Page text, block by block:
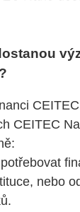
CEITEC
nebo